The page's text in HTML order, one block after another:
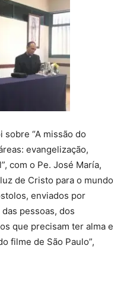
“A missão do
evangelização,
com o Pe. José María,
de Cristo para o mundo
enviados por
pessoas, dos
que precisam ter alma e
filme de São Paulo”,